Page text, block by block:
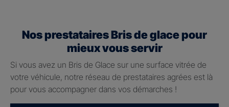
Nos prestataires Bris de glace pour
mieux vous servir
Si vous avez un Bris de Glace sur une surface vitrée de
votre véhicule, notre réseau de prestataires agrées est là
pour vous accompagner dans vos démarches !